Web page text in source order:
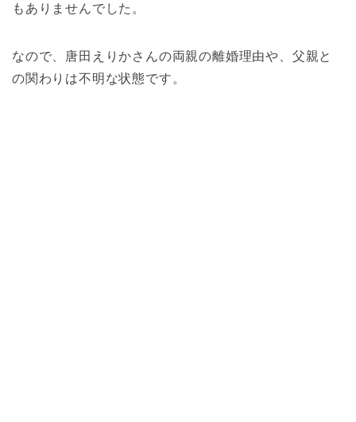
もありませんでした。
なので、唐田えりかさんの両親の離婚理由や、父親と
の関わりは不明な状態です。